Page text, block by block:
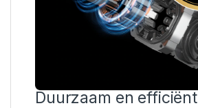
Duurzaam en efficiënt